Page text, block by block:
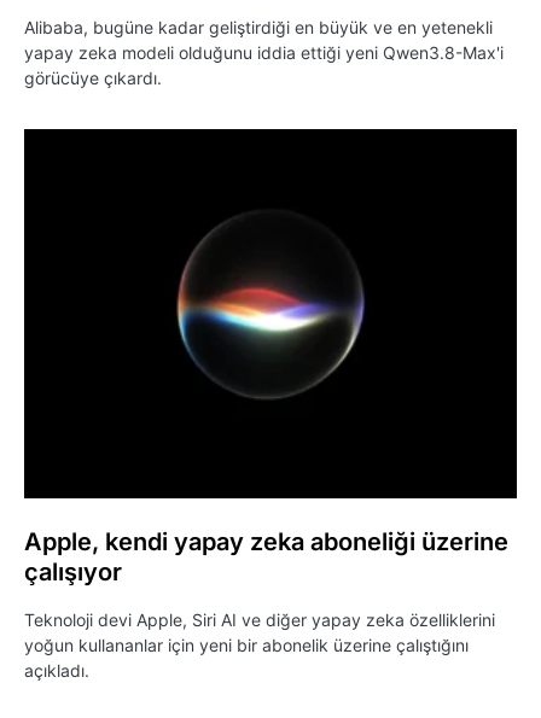
Alibaba, bugüne kadar geliştirdiği en büyük ve en yetenekli
yapay zeka modeli olduğunu iddia ettiği yeni Qwen3.8-Max'i
görücüye çıkardı.
Apple, kendi yapay zeka aboneliği üzerine
çalışıyor
Teknoloji devi Apple, Siri AI ve diğer yapay zeka özelliklerini
yoğun kullananlar için yeni bir abonelik üzerine çalıştığını
açıkladı.